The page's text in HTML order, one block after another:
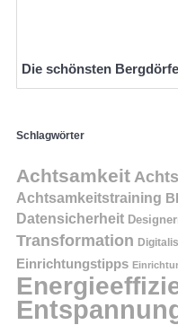
Die schönsten
Schlagwörter
Achtsamkeit
Achtsamkeitstraining
Datensicherheit
Transformation
Einrichtungstipps